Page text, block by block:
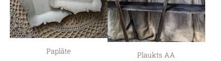
Paplāte
Plaukts AA